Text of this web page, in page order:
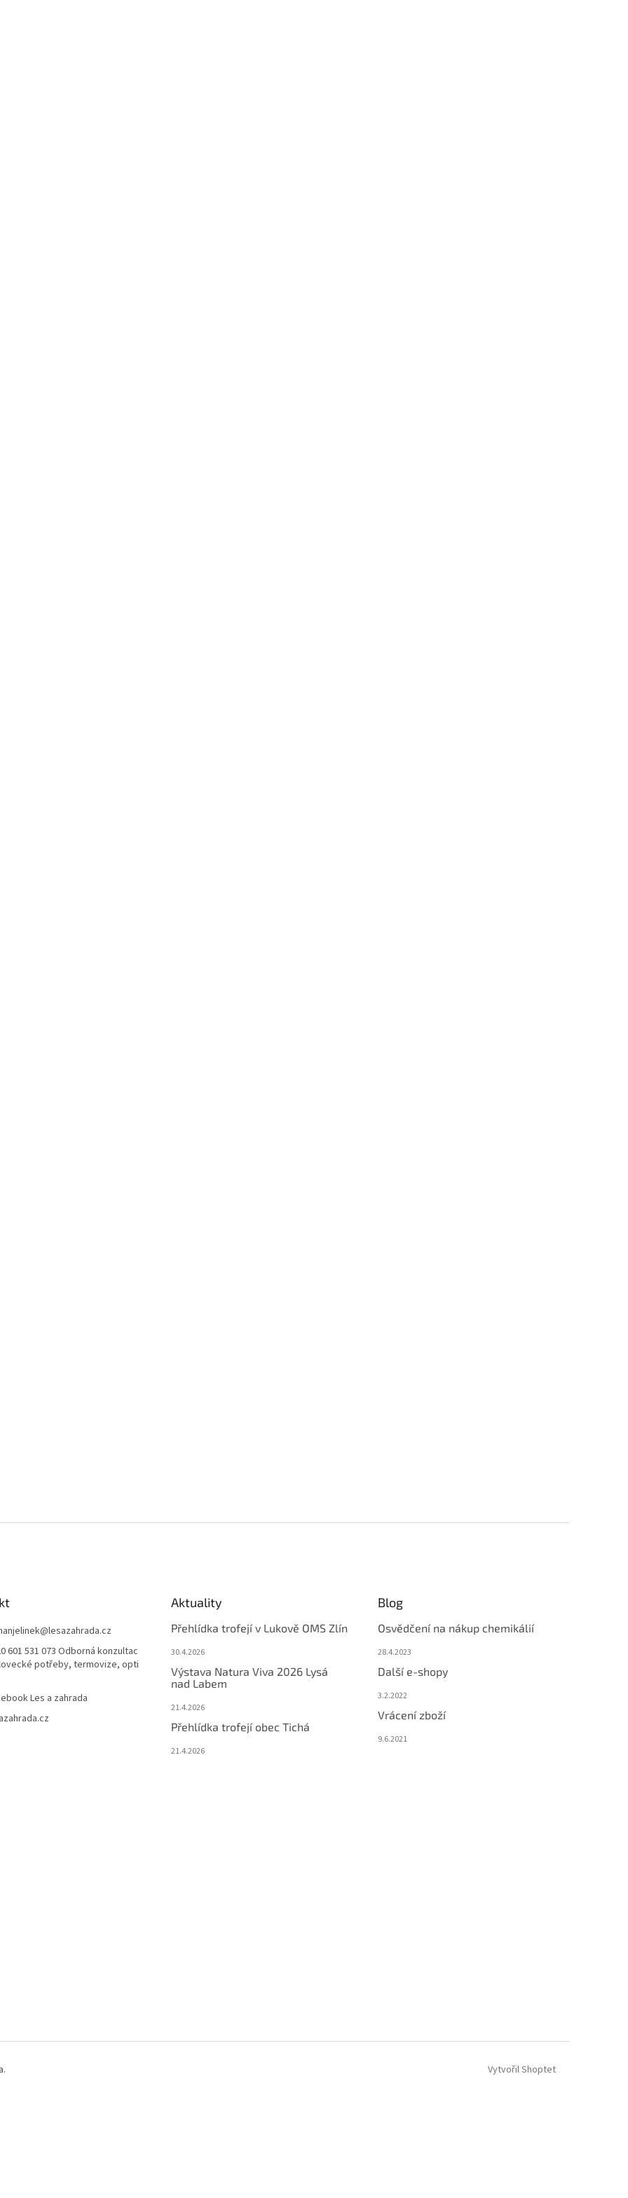
@lesazahrada.cz
601 531 073 Odborná konzultac
potřeby, termovize, opti
Les a zahrada
Aktuality
Přehlídka trofejí v Lukově OMS Zlín
30.4.2026
Výstava Natura Viva 2026 Lysá
nad Labem
21.4.2026
Přehlídka trofejí obec Tichá
21.4.2026
Blog
Osvědčení na nákup chemikálií
28.4.2023
Další e-shopy
3.2.2022
Vrácení zboží
9.6.2021
Vytvořil Shoptet